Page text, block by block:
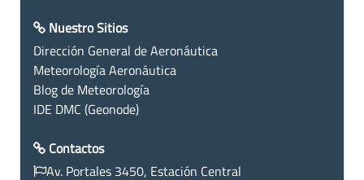
Nuestro Sitios
Dirección General de Aeronáutica
Meteorología Aeronáutica
Blog de Meteorología
IDE DMC (Geonode)
Contactos
Av. Portales 3450, Estación Central